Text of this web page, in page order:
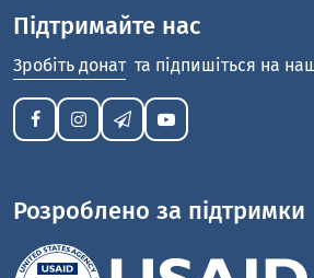
Підтримайте нас
Зробіть донат та підпишіться на
Розроблено за підтримки